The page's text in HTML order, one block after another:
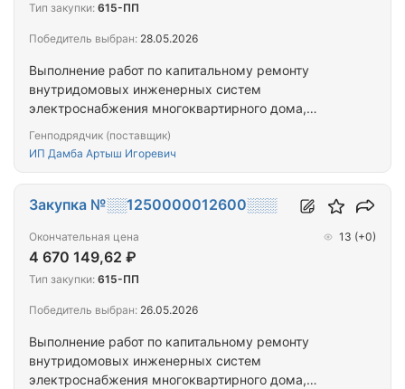
Выполнение работ по капитальному ремонту
внутридомовых инженерных систем
электроснабжения многоквартирного дома,
Кызыл, ул. Кочетова, д. 106.
Генподрядчик (поставщик)
ИП Дамба Артыш Игоревич
Тип закупки: 615-ПП
Победитель выбран: 28.05.2026
Выполнение работ по капитальному ремонту
внутридомовых инженерных систем
электроснабжения многоквартирного дома,
Закупка №░░1250000012600░░░
Окончательная цена
4 670 149,62 ₽
13 (+0)
Тип закупки: 615-ПП
Победитель выбран: 26.05.2026